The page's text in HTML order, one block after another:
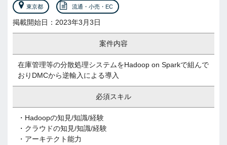
東京都 流通・小売・EC
掲載開始日：2023年3月3日
案件内容
在庫管理等の分散処理システムをHadoop on Sparkで組んで
おりDMCから逆輸入による導入
必須スキル
・Hadoopの知見/知識/経験
・クラウドの知見/知識/経験
・アーキテクト能力